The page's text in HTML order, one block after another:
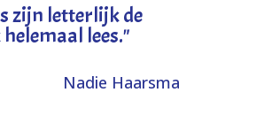
zijn letterlijk de
lees."
Nadie Haarsma